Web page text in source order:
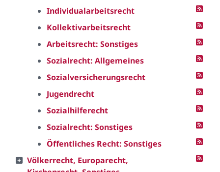
Individualarbeitsrecht
Kollektivarbeitsrecht
Arbeitsrecht: Sonstiges
Sozialrecht: Allgemeines
Sozialversicherungsrecht
Jugendrecht
Sozialhilferecht
Sozialrecht: Sonstiges
Öffentliches Recht: Sonstiges
Völkerrecht, Europarecht,